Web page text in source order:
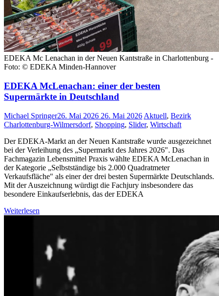
EDEKA Mc Lenachan in der Neuen Kantstraße in Charlottenburg -
Foto: © EDEKA Minden-Hannover
EDEKA McLenachan: einer der besten
Supermärkte in Deutschland
Michael Springer26. Mai 2026 26. Mai 2026 Aktuell, Bezirk
Charlottenburg-Wilmersdorf, Shopping, Slider, Wirtschaft
Der EDEKA-Markt an der Neuen Kantstraße wurde ausgezeichnet
bei der Verleihung des „Supermarkt des Jahres 2026". Das
Fachmagazin Lebensmittel Praxis wählte EDEKA McLenachan in
der Kategorie „Selbstständige bis 2.000 Quadratmeter
Verkaufsfläche" als einer der drei besten Supermärkte Deutschlands.
Mit der Auszeichnung würdigt die Fachjury insbesondere das
besondere Einkaufserlebnis, das der EDEKA
Weiterlesen